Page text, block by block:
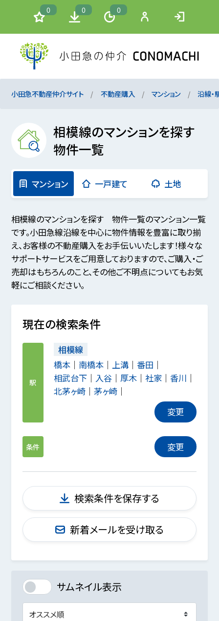
0 0 0
小田急不動産仲介サイト 不動産購入 マンション 沿線・
相模線のマンションを探す
物件一覧
マンション 一戸建て 土地
相模線のマンションを探す 物件一覧のマンション一覧
です。小田急線沿線を中心に物件情報を豊富に取り揃
え、お客様の不動産購入をお手伝いいたします！様々な
サポートサービスをご用意しておりますので、ご購入・ご
売却はもちろんのこと、その他ご不明点についてもお気
軽にご相談ください。
現在の検索条件
駅
相模線
橋本
南橋本 上溝
番田
相武台下
入谷 厚木 社家
香川
北茅ヶ崎
茅ヶ崎
変更
条件 変更
検索条件を保存する
新着メールを受け取る
サムネイル表示